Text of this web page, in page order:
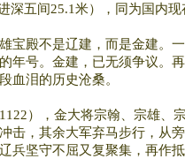
深五间25.1米），同为国内
宝殿不是辽建，而是金建。
年号。金建，已无须争议。
血泪的历史沧桑。
），金大将宗翰、宗雄、
击，其余大军弃马步行，从
兵坚守不屈又复聚集，再作